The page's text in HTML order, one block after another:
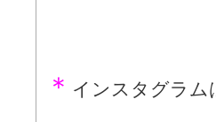
＊ インスタグラム